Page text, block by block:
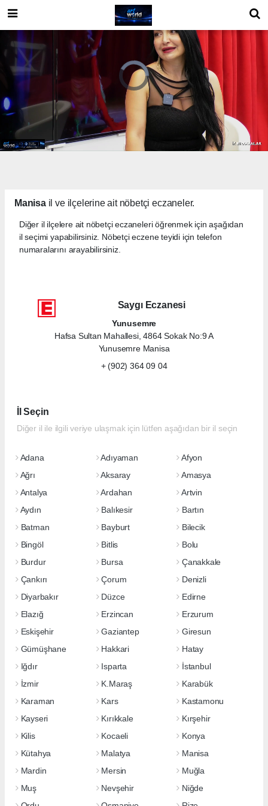
Manisail ve ilçelerine ait nöbetçi eczaneler.
Diğer il ilçelere ait nöbetçi eczaneleri öğrenmek için aşağıdan
il seçimi yapabilirsiniz. Nöbetçi eczene teyidi için telefon
numaralarını arayabilirsiniz.
Saygı Eczanesi
Yunusemre
Hafsa Sultan Mahallesi, 4864 Sokak No:9 A
Yunusemre Manisa
+ (902) 364 09 04
İl Seçin
Diğer il ile ilgili veriye ulaşmak için lütfen aşağıdan bir il seçin
Adana Adıyaman
Afyon
Ağrı
Aksaray
Amasya
Antalya
Ardahan
Artvin
Aydın
Balıkesir
Bartın
Batman
Bayburt
Bilecik
Bingöl
Bitlis
Bolu
Burdur
Bursa
Çanakkale
Çankırı
Çorum
Denizli
Diyarbakır
Düzce
Edirne
Elazığ
Erzincan
Erzurum
Eskişehir
Gaziantep
Giresun
Gümüşhane
Hakkari
Hatay
Iğdır
Isparta
İstanbul
İzmir
K.Maraş
Karabük
Karaman
Kars
Kastamonu
Kayseri
Kırıkkale
Kırşehir
Kilis
Kocaeli
Konya
Kütahya
Malatya
Manisa
Mardin
Mersin
Muğla
Muş
Nevşehir
Niğde